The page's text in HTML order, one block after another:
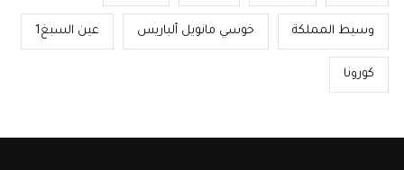
وسيط المملكة خوسي مانويل ألباريس عين السبغ1
كورونا